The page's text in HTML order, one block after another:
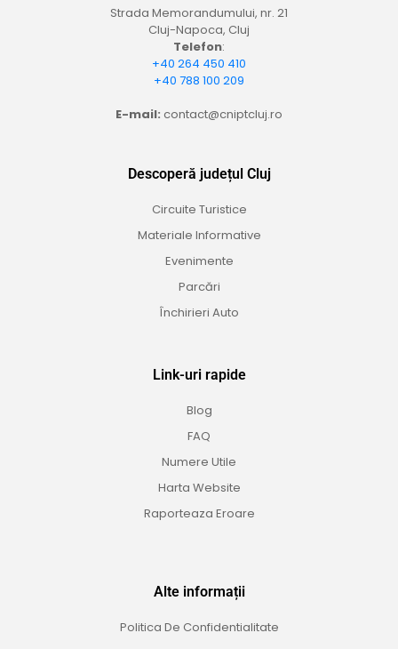
Strada Memorandumului, nr. 21
Cluj-Napoca, Cluj
Telefon:
+40 264 450 410
+40 788 100 209
E-mail: contact@cniptcluj.ro
Descoperă județul Cluj
Circuite Turistice
Materiale Informative
Evenimente
Parcări
Închirieri Auto
Link-uri rapide
Blog
FAQ
Numere Utile
Harta Website
Raporteaza Eroare
Alte informații
Politica De Confidentialitate